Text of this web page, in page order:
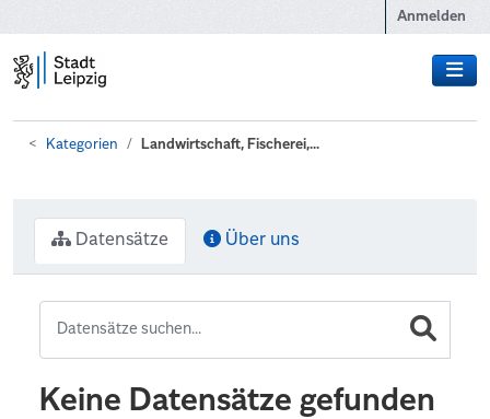
Anmelden
Kategorien Landwirtschaft, Fischerei,...
Datensätze Über uns
Keine Datensätze gefunden